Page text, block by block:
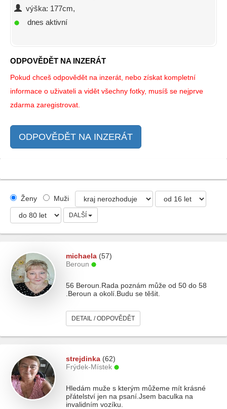
výška: 177cm,
dnes aktivní
ODPOVĚDĚT NA INZERÁT
Pokud chceš odpovědět na inzerát, nebo získat kompletní
informace o uživateli a vidět všechny fotky, musíš se nejprve
zdarma zaregistrovat.
ODPOVĚDĚT NA INZERÁT
Ženy Muži
DALŠÍ
michaela (57)
Beroun
56 Beroun.Rada poznám může od 50 do 58
.Beroun a okolí.Budu se těšit.
DETAIL / ODPOVĚDĚT
strejdinka (62)
Frýdek-Místek
Hledám muže s kterým můžeme mít krásné
přátelství jen na psaní.Jsem baculka na
invalidním vozíku.